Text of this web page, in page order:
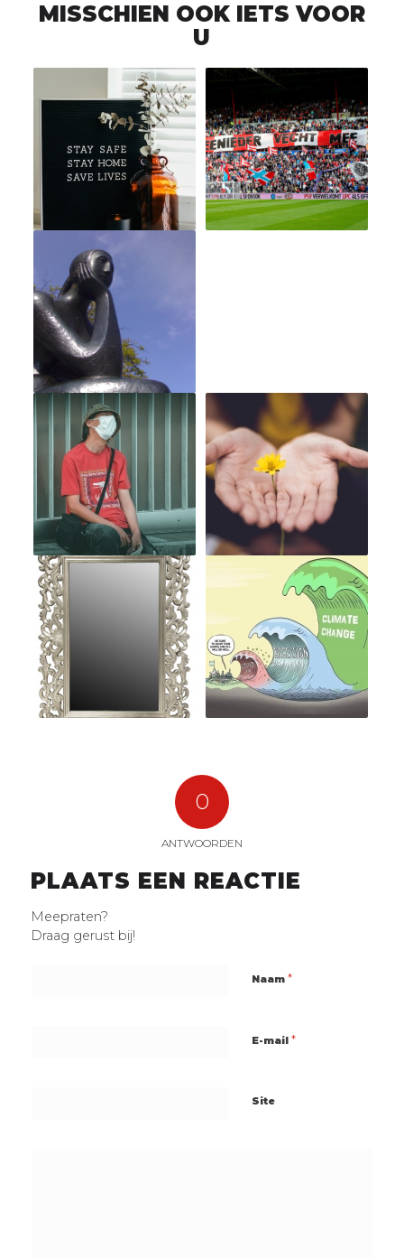
MISSCHIEN OOK IETS VOOR
U
0
ANTWOORDEN
PLAATS EEN REACTIE
Meepraten?
Draag gerust bij!
Naam *
E-mail *
Site